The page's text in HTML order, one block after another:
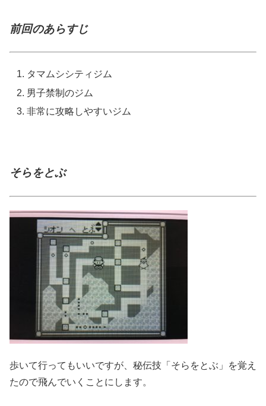
前回のあらすじ
タマムシシティジム
男子禁制のジム
非常に攻略しやすいジム
そらをとぶ
歩いて行ってもいいですが、秘伝技「そらをとぶ」を覚え
たので飛んでいくことにします。